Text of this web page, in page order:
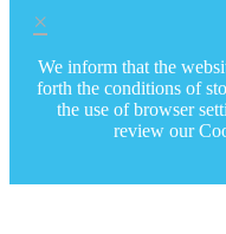
×
We inform that the
forth the conditions of
the use of browser
review our